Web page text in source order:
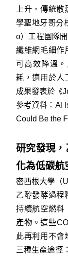
上升，傳統
學聖地牙哥分
o）工程團隊
纖維網毛細作
可高效降溫
耗，適用於人
成果發表於《
參考資料： AI
Could Be the
研究發現
化為低碳航
密西根大學（
乙醇發酵過程
持續航空燃料
產物。這些
此再利用不會
三種生產途徑